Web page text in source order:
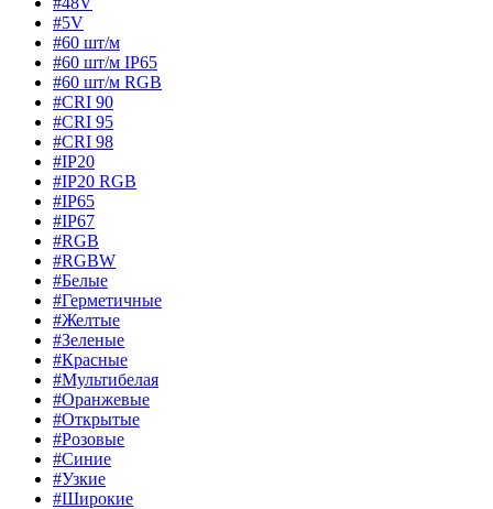
#5V
#60 шт/м
#60 шт/м IP65
#60 шт/м RGB
#CRI 90
#CRI 95
#CRI 98
#IP20
#IP20 RGB
#IP65
#IP67
#RGB
#RGBW
#Белые
#Герметичные
#Желтые
#Зеленые
#Красные
#Мультибелая
#Оранжевые
#Открытые
#Розовые
#Синие
#Узкие
#Широкие